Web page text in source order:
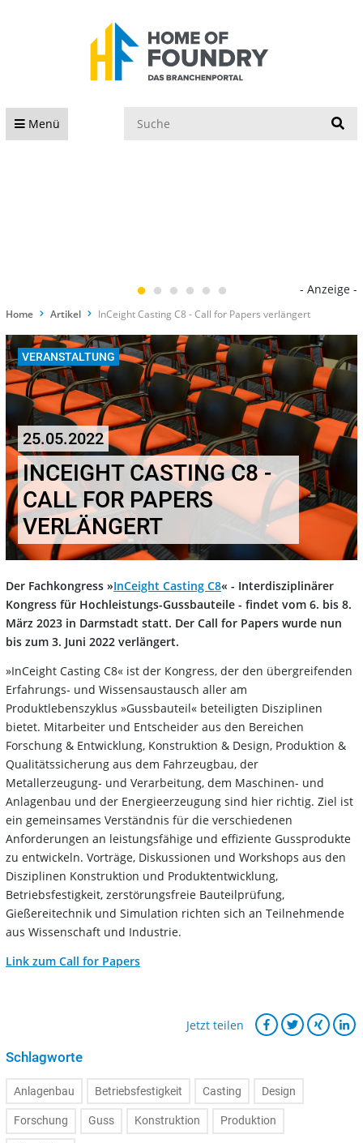
Menü
- Anzeige -
Home Artikel InCeight Casting C8 - Call for Papers verlängert
VERANSTALTUNG
25.05.2022
INCEIGHT CASTING C8 -
CALL FOR PAPERS
VERLÄNGERT
Der Fachkongress »InCeight Casting C8« - Interdisziplinärer
Kongress für Hochleistungs-Gussbauteile - findet vom 6. bis 8.
März 2023 in Darmstadt statt. Der Call for Papers wurde nun
bis zum 3. Juni 2022 verlängert.
»InCeight Casting C8« ist der Kongress, der den übergreifenden
Erfahrungs- und Wissensaustausch aller am
Produktlebenszyklus »Gussbauteil« beteiligten Disziplinen
bietet. Mitarbeiter und Entscheider aus den Bereichen
Forschung & Entwicklung, Konstruktion & Design, Produktion &
Qualitätssicherung aus dem Fahrzeugbau, der
Metallerzeugung- und Verarbeitung, dem Maschinen- und
Anlagenbau und der Energieerzeugung sind hier richtig. Ziel ist
ein gemeinsames Verständnis für die verschiedenen
Anforderungen an leistungsfähige und effiziente Gussprodukte
zu entwickeln. Vorträge, Diskussionen und Workshops aus den
Disziplinen Konstruktion und Produktentwicklung,
Betriebsfestigkeit, zerstörungsfreie Bauteilprüfung,
Gießereitechnik und Simulation richten sich an Teilnehmende
aus Wissenschaft und Industrie.
Link zum Call for Papers
Jetzt teilen
Schlagworte
Anlagenbau Betriebsfestigkeit Casting Design
Forschung Guss Konstruktion Produktion